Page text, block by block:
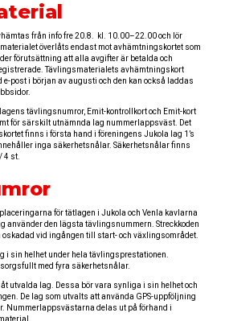
från info fre 20.8. kl. 10.00–22.00 och lör
överlåts endast mot avhämtningskortet som
förutsättning att alla avgifter är betalda och
Tävlingsmaterialets avhämtningskort
e-post i början av augusti och den kan också laddas
tävlingsnumror, Emit-kontrollkort och Emit-kort
för särskilt utnämnda lag nummerlappsväst. Det
finns i första hand i föreningens Jukola lag 1’s
inga säkerhetsnålar. Säkerhetsnålar finns
4 st.
för tätlagen i Jukola och Venla kavlarna
använder den lägsta tävlingsnummern. Streckkoden
vid ingången till start- och växlingsområdet.
i sin helhet under hela tävlingsprestationen.
med fyra säkerhetsnålar.
utvalda lag. Dessa bör vara synliga i sin helhet och
De lag som utvalts att använda GPS-uppföljning
Nummerlappsvästarna delas ut på förhand i